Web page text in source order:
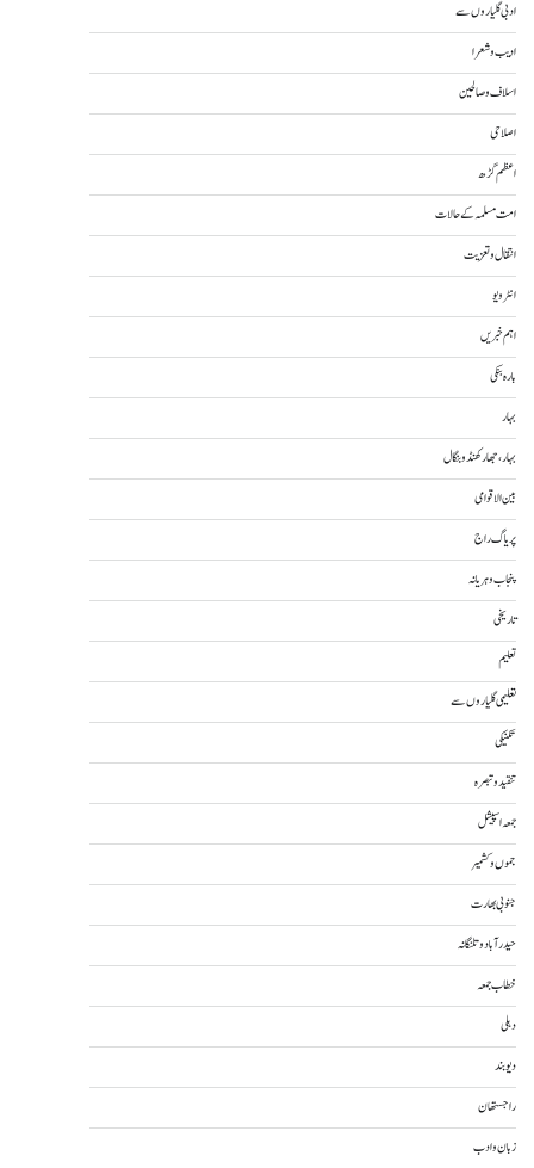
ادبی گلیاروں سے
ادیب و شعرا
اسلاف و صالحین
اصلاحی
اعظم گڑھ
امت مسلمہ کے حالات
انتقال و تعزیت
انٹرویو
اہم خبریں
بارہ بنکی
بہار
بہار، جھارکھنڈ و بنگال
بین الاقوامی
پریاگ راج
پنجاب و ہریانہ
تاریخی
تعلیم
تعلیمی گلیاروں سے
تکنیکی
تنقید و تبصرہ
جمعہ اسپیشل
جموں و کشمیر
جنوبی بھارت
حیدرآباد و تلنگانہ
خطاب جمعہ
دہلی
دیوبند
راجستھان
زبان و ادب